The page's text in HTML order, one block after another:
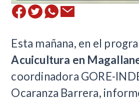
Esta mañana, en el
Acuicultura en
coordinadora GORE-
Ocaranza Barrera,